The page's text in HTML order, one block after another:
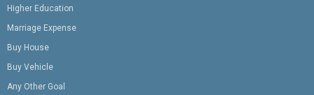
Higher Education
Marriage Expense
Buy House
Buy Vehicle
Any Other Goal